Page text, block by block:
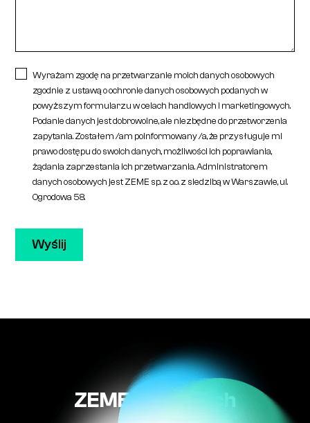
Wyrażam zgodę na przetwarzanie moich danych osobowych
zgodnie z ustawą o ochronie danych osobowych podanych w
powyższym formularzu w celach handlowych i marketingowych.
Podanie danych jest dobrowolne, ale niezbędne do przetworzenia
zapytania. Zostałem /am poinformowany /a, że przysługuje mi
prawo dostępu do swoich danych, możliwości ich poprawiania,
żądania zaprzestania ich przetwarzania. Administratorem
danych osobowych jest ZEME sp. z o.o. z siedzibą w Warszawie, ul.
Ogrodowa 58.
ZEME w liczbach